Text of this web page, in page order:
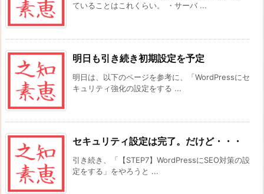
ていることはこれくらい。 ・サーバ ...
明日も引き続き初期設定を予定
明日は、以下のページを参考に、「WordPressにセ
キュリティ強化の設定をする ...
セキュリティ設定は完了。だけど・・・
引き続き、「【STEP7】WordPressにSEO対策の設
定をする」をやろうと ...